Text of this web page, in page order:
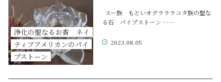
浄化の聖なるお香 ネイ
ティブアメリカンのパイ
プストーン
スー族 もといオグラララコタ族の聖な
る石 パイプストーン ……
2023.08.05